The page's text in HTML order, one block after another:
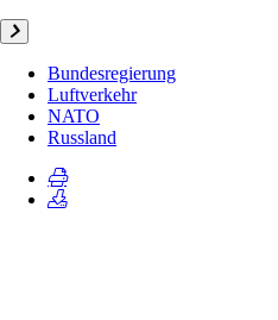
Bundesregierung
Luftverkehr
NATO
Russland